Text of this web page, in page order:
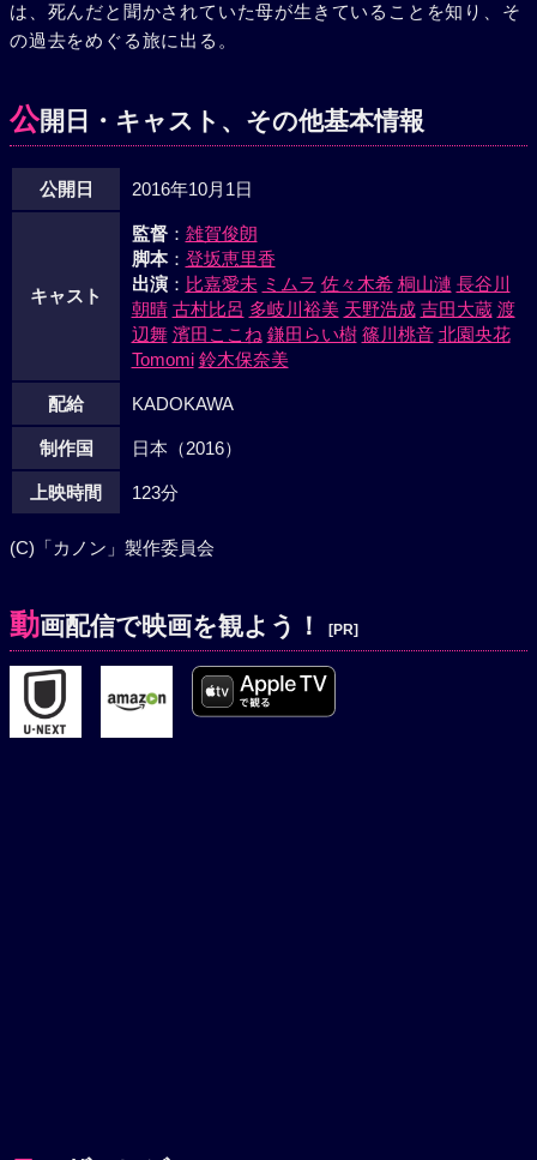
は、死んだと聞かされていた母が生きていることを知り、そ
の過去をめぐる旅に出る。
公開日・キャスト、その他基本情報
公開日 2016年10月1日
キャスト
監督： 雑賀俊朗
脚本： 登坂恵里香
出演： 比嘉愛未 ミムラ 佐々木希 桐山漣 長谷川
朝晴 古村比呂 多岐川裕美 天野浩成 吉田大蔵 渡
辺舞 濱田ここね 鎌田らい樹 篠川桃音 北園央花
Tomomi 鈴木保奈美
配給 KADOKAWA
制作国 日本（2016）
上映時間 123分
(C)「カノン」製作委員会
動画配信で映画を観よう！ [PR]